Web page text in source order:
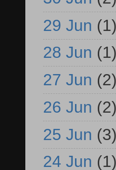
29 Jun (1)
28 Jun (1)
27 Jun (2)
26 Jun (2)
25 Jun (3)
24 Jun (1)